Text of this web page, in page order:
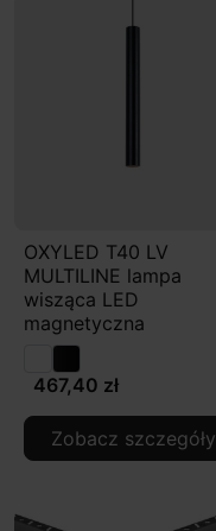
OXYLED T40 LV
MULTILINE lampa
wisząca LED
magnetyczna
467,40 zł
Zobacz szczegóły